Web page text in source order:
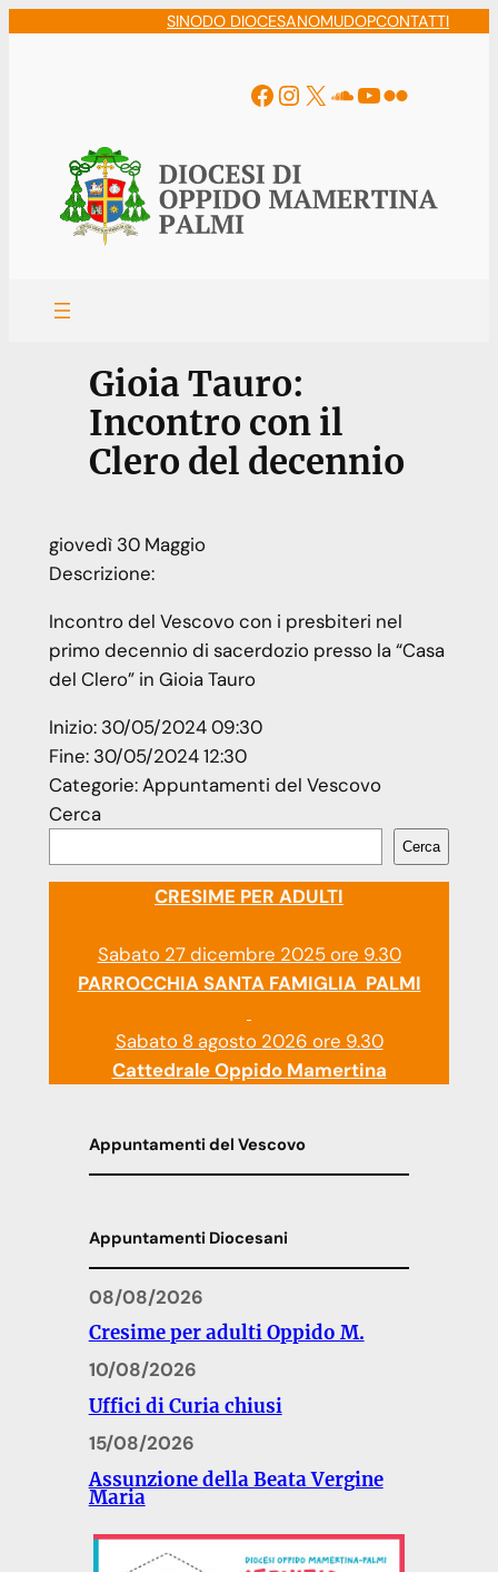
SINODO DIOCESANOMUDOPCONTATTI
Facebook
Instagram
X Soundcloud
YouTube
Flickr
Gioia Tauro:
Incontro con il
Clero del decennio
giovedì 30 Maggio
Descrizione:
Incontro del Vescovo con i presbiteri nel
primo decennio di sacerdozio presso la “Casa
del Clero” in Gioia Tauro
Inizio: 30/05/2024 09:30
Fine: 30/05/2024 12:30
Categorie:Appuntamenti del Vescovo
Cerca
Cerca
CRESIME PER ADULTI
Sabato 27 dicembre 2025 ore 9.30
PARROCCHIA SANTA FAMIGLIA PALMI
Sabato 8 agosto 2026 ore 9.30
Cattedrale Oppido Mamertina
Appuntamenti del Vescovo
Appuntamenti Diocesani
08/08/2026
Cresime per adulti Oppido M.
10/08/2026
Uffici di Curia chiusi
15/08/2026
Assunzione della Beata Vergine
Maria